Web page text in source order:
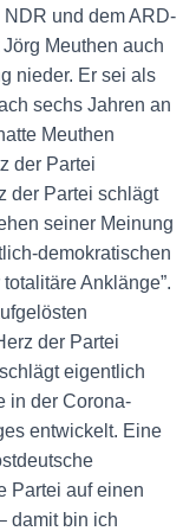
und dem ARD-
Meuthen auch
nieder. Er sei als
sechs Jahren an
Meuthen
der Partei
der Partei schlägt
seiner Meinung
demokratischen
Anklänge”.
der Partei
eigentlich
in der Corona-
entwickelt. Eine
Partei auf einen
damit bin ich